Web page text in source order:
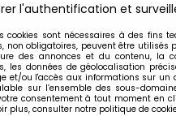
l'authentification et
cookies sont nécessaires à des fins
non obligatoires, peuvent être
des annonces et du contenu, la
les données de géolocalisation
et/ou l'accès aux informations sur
sur l’ensemble des sous-
consentement à tout moment en
plus, consulter notre politique de